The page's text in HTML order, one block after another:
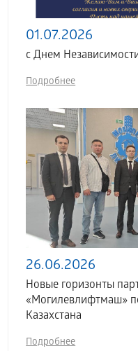
01.07.2026
с Днем
Подробнее
26.06.2026
Новые горизонты
«Могилевлифтмаш»
Казахстана
Подробнее